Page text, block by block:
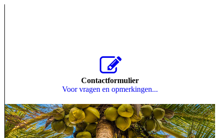
Contactformulier
Voor vragen en opmerkingen...